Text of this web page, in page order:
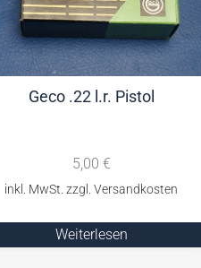
Geco .22 l.r. Pistol
5,00 €
Weiterlesen